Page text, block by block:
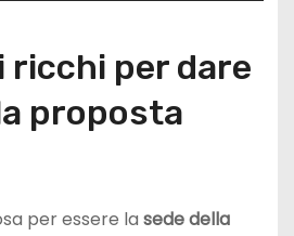
ricchi per dare
proposta
per essere la sede della